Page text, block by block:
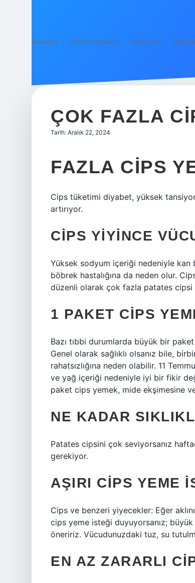
Anasayfa Gizlilik Politikası Yasal Uyarı
ÇOK FAZLA
Tarih: Aralık 22, 2024
FAZLA CIPS
Cips tüketimi diyabet, yüksek
artırıyor.
CIPS YIYINCE
Yüksek sodyum içeriği nedeniyle kan
böbrek hastalığına da neden olur.
düzenli olarak çok fazla patates cipsi
1 PAKET CIPS
Bazı tıbbi durumlarda büyük bir
Genel olarak sağlıklı olsanız bile,
rahatsızlığına neden olabilir. 11
ve yağ içeriği nedeniyle iyi bir fikir
paket cips yemek, mide ekşimesine
NE KADAR
Patates cipsini çok seviyorsanız
gerekiyor.
AŞIRI CIPS YEME
Cips ve benzeri yiyecekler: Eğer
cips yeme isteği duyuyorsanız;
öneririz. Vücudunuzdaki tuz, su
EN AZ ZARARLI